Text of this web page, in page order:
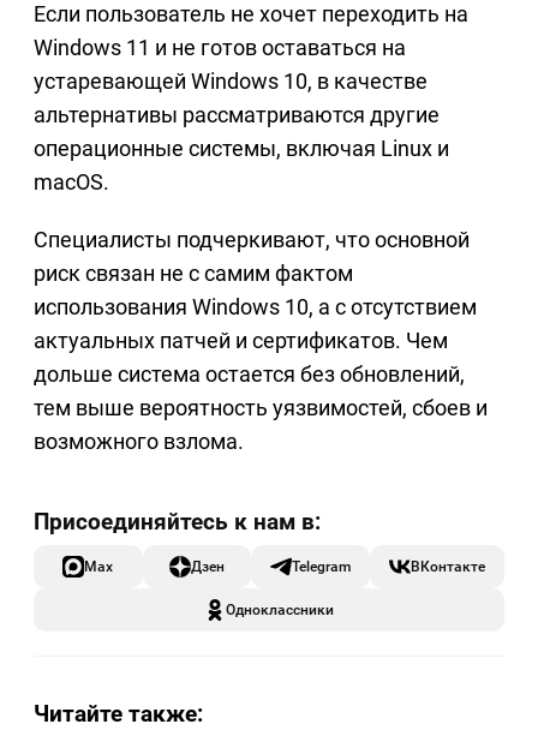
Если пользователь не хочет переходить на
Windows 11 и не готов оставаться на
устаревающей Windows 10, в качестве
альтернативы рассматриваются другие
операционные системы, включая Linux и
macOS.
Специалисты подчеркивают, что основной
риск связан не с самим фактом
использования Windows 10, а с отсутствием
актуальных патчей и сертификатов. Чем
дольше система остается без обновлений,
тем выше вероятность уязвимостей, сбоев и
возможного взлома.
Max Дзен Telegram ВКонтакте
Одноклассники
Читайте также: